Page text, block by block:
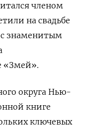
членом
на свадьбе
с знаменитым
«Змей».
округа Нью-
книге
ключевых